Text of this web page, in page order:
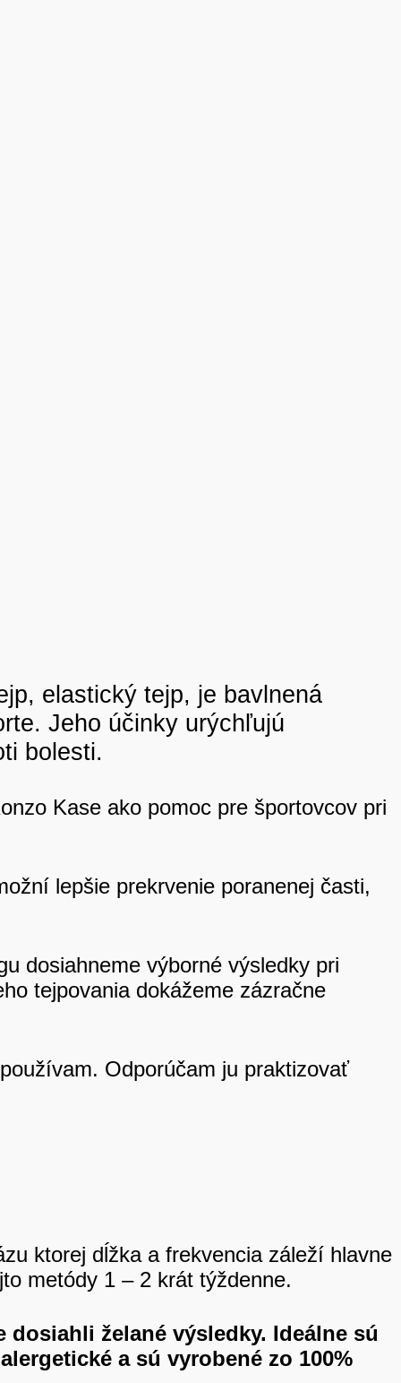
elastický tejp, je bavlnená
Jeho účinky urýchľujú
bolesti.
Kase ako pomoc pre športovcov pri
lepšie prekrvenie poranenej časti,
dosiahneme výborné výsledky pri
tejpovania dokážeme zázračne
Odporúčam ju praktizovať
ktorej dĺžka a frekvencia záleží hlavne
metódy 1 – 2 krát týždenne.
želané výsledky. Ideálne sú
a sú vyrobené zo 100%